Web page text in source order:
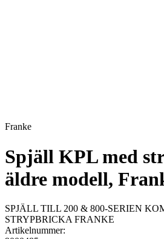
Franke
Spjäll KPL med
äldre modell,
SPJÄLL TILL 200 & 800-SERIEN
STRYPBRICKA FRANKE
Artikelnummer: